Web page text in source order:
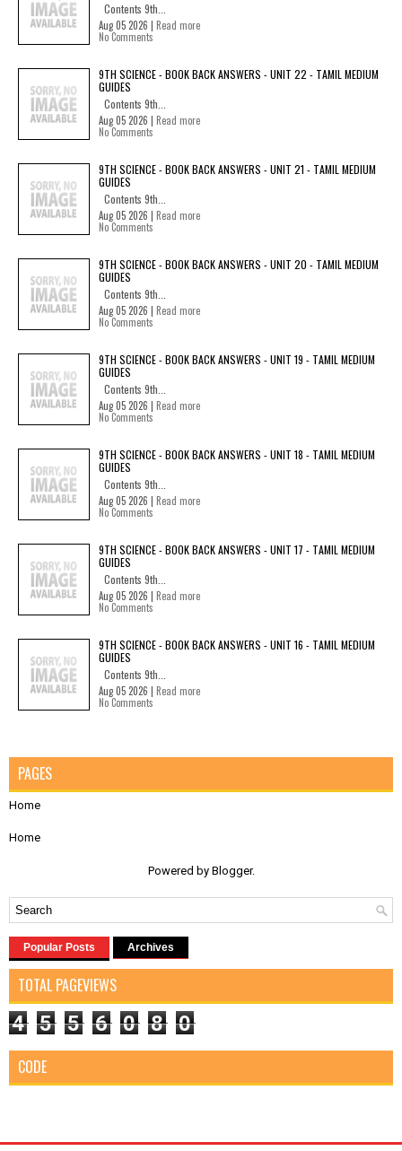
Contents 9th...
Aug 05 2026 | Read more
No Comments
9TH SCIENCE - BOOK BACK ANSWERS - UNIT 22 - TAMIL MEDIUM
GUIDES
Contents 9th...
Aug 05 2026 | Read more
No Comments
9TH SCIENCE - BOOK BACK ANSWERS - UNIT 21 - TAMIL MEDIUM
GUIDES
Contents 9th...
Aug 05 2026 | Read more
No Comments
9TH SCIENCE - BOOK BACK ANSWERS - UNIT 20 - TAMIL MEDIUM
GUIDES
Contents 9th...
Aug 05 2026 | Read more
No Comments
9TH SCIENCE - BOOK BACK ANSWERS - UNIT 19 - TAMIL MEDIUM
GUIDES
Contents 9th...
Aug 05 2026 | Read more
No Comments
9TH SCIENCE - BOOK BACK ANSWERS - UNIT 18 - TAMIL MEDIUM
GUIDES
Contents 9th...
Aug 05 2026 | Read more
No Comments
9TH SCIENCE - BOOK BACK ANSWERS - UNIT 17 - TAMIL MEDIUM
GUIDES
Contents 9th...
Aug 05 2026 | Read more
No Comments
9TH SCIENCE - BOOK BACK ANSWERS - UNIT 16 - TAMIL MEDIUM
GUIDES
Contents 9th...
Aug 05 2026 | Read more
No Comments
PAGES
Home
Home
Powered by Blogger.
Popular Posts Archives
TOTAL PAGEVIEWS
4 5 5 6 0 8 0
CODE